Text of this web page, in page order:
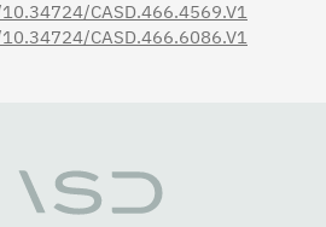
CASD.466.4569.V1
CASD.466.6086.V1